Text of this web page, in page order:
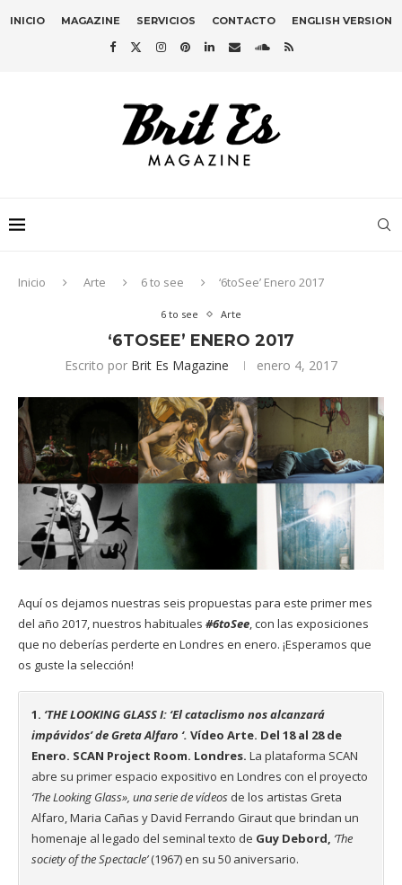
INICIO MAGAZINE SERVICIOS CONTACTO ENGLISH VERSION
Inicio Arte 6 to see ‘6toSee’ Enero 2017
6 to see Arte
‘6TOSEE’ ENERO 2017
Escrito por Brit Es Magazine enero 4, 2017
Aquí os dejamos nuestras seis propuestas para este primer mes
del año 2017, nuestros habituales #6toSee, con las exposiciones
que no deberías perderte en Londres en enero. ¡Esperamos que
os guste la selección!
1. ‘THE LOOKING GLASS I: ‘El cataclismo nos alcanzará
impávidos’ de Greta Alfaro ‘. Vídeo Arte. Del 18 al 28 de
Enero. SCAN Project Room. Londres. La plataforma SCAN
abre su primer espacio expositivo en Londres con el proyecto
‘The Looking Glass», una serie de vídeos de los artistas Greta
Alfaro, Maria Cañas y David Ferrando Giraut que brindan un
homenaje al legado del seminal texto de Guy Debord, ‘The
society of the Spectacle’(1967) en su 50 aniversario.